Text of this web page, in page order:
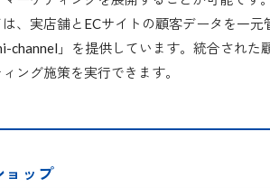
、実店舗とECサイトの顧客データを一
channel」を提供しています。統合され
ング施策を実行できます。
ョップ